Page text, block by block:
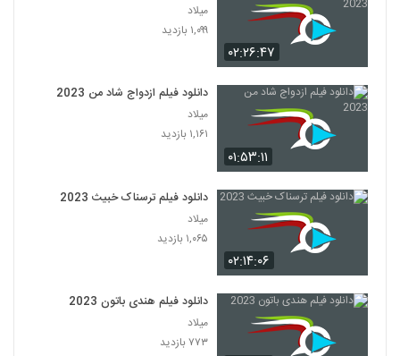
۰۲:۲۶:۴۷
میلاد
۱,۰۹۹ بازدید
۰۱:۵۳:۱۱
دانلود فیلم ازدواج شاد من 2023
میلاد
۱,۱۶۱ بازدید
۰۲:۱۴:۰۶
دانلود فیلم ترسناک خبیث 2023
میلاد
۱,۰۶۵ بازدید
دانلود فیلم هندی باتون 2023
میلاد
۷۷۳ بازدید